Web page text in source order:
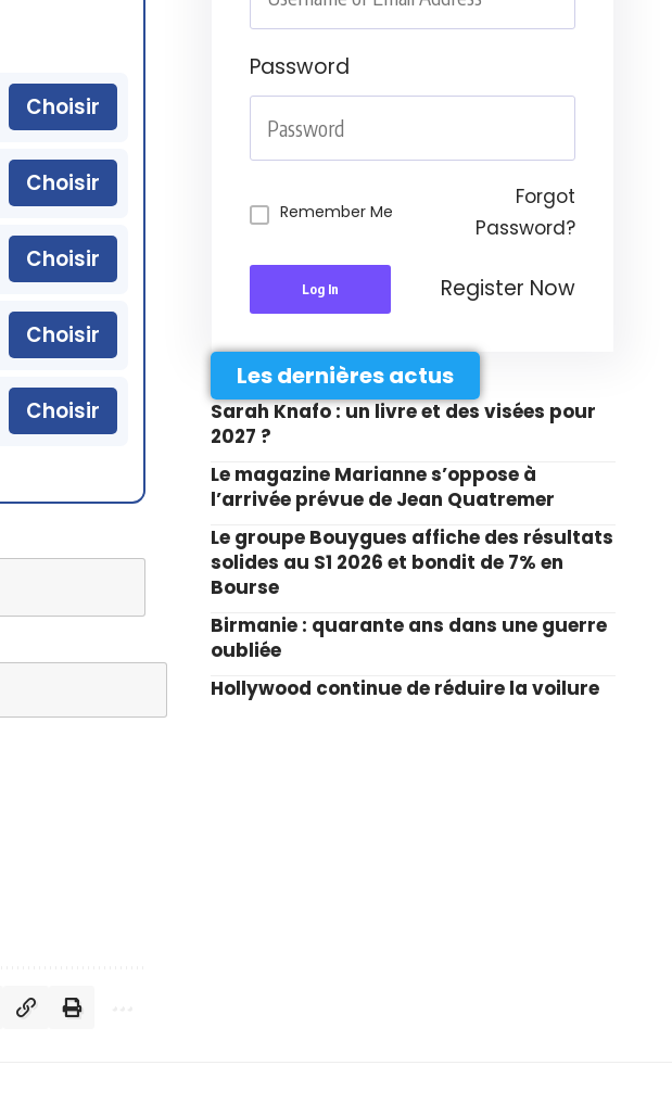
Choisir
Choisir
Choisir
Choisir
Choisir
Password
Remember Me
Forgot
Password?
Log In Register Now
Les dernières actus
Sarah Knafo : un livre et des visées pour
2027 ?
Le magazine Marianne s’oppose à
l’arrivée prévue de Jean Quatremer
Le groupe Bouygues affiche des résultats
solides au S1 2026 et bondit de 7% en
Bourse
Birmanie : quarante ans dans une guerre
oubliée
Hollywood continue de réduire la voilure